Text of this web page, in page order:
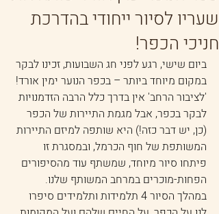
שעריו לסיור ייחודי בהדרכת
חניכי הכפר!
ביום שישי, רגע לפני חג השבועות, זכינו לבקר
במקום מיוחד ביותר – בכפר הנוער ימין אורד!
'לציבור הרחב' אין בדרך כלל הרבה הזדמנויות
לבקר בכפר, אבל מגמת התיירות של הכפר
(כן, יש דבר כזה!) היא שותפה למיזם התיירות
המשותפת של חוף הכרמל, ובמסגרת זו
פיתחו סיור מיוחד, שמשתף עוד מהסיפורים
הפחות-מוכרים במרחב המשותף שלנו.
במהלך הסיור 4 תלמידות ותלמידים סיפרו